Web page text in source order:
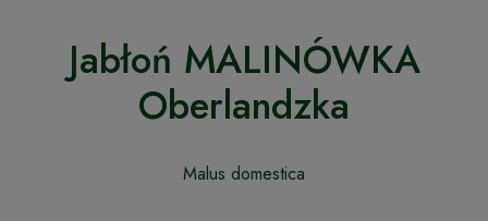
Jabłoń MALINÓWKA
Oberlandzka
Malus domestica